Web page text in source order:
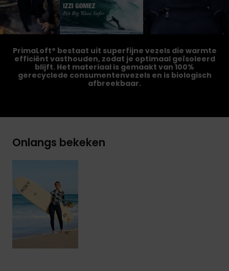
PrimaLoft® bestaat uit superfijne vezels die warmte
efficiënt vasthouden, zodat je optimaal geïsoleerd
blijft. Het materiaal is gemaakt van 100%
gerecyclede consumentenvezels en is biologisch
afbreekbaar.
Onlangs bekeken